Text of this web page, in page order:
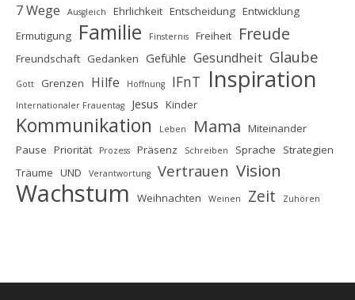
7 Wege Ausgleich Ehrlichkeit Entscheidung Entwicklung
Ermutigung
Familie Finsternis Freiheit Freude
Freundschaft Gedanken Gefühle Gesundheit Glaube
Gott Grenzen Hilfe Hoffnung IFnT Inspiration
Internationaler Frauentag Jesus Kinder
Kommunikation Leben Mama Miteinander
Pause Priorität Prozess Präsenz Schreiben Sprache
Strategien
Träume UND Verantwortung Vertrauen Vision
Wachstum Weihnachten Weinen Zeit Zuhören